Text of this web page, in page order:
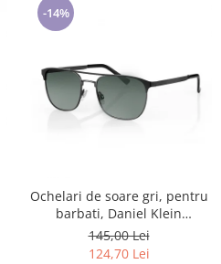
-14%
Ochelari de soare gri, pentru
barbati, Daniel Klein
Sunglasses, DK3264-2
145,00 Lei
124,70 Lei